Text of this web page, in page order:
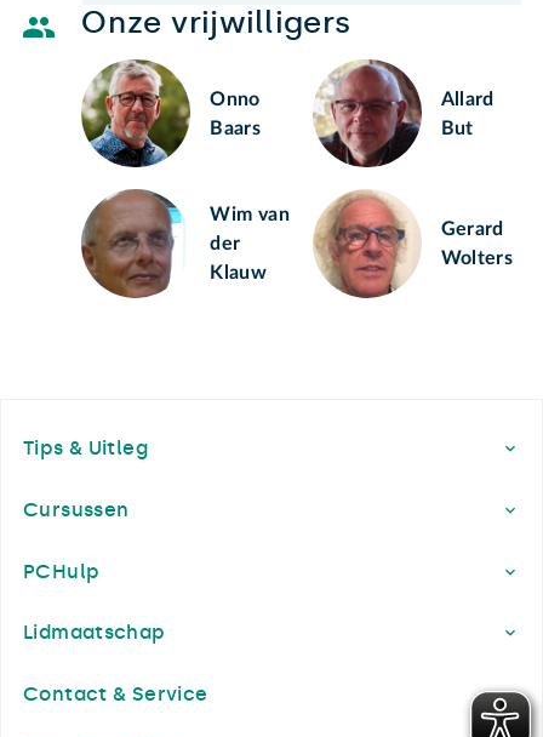
Onze vrijwilligers
Onno
Baars
Allard
But
Wim van
der
Klauw
Gerard
Wolters
Tips & Uitleg
Cursussen
PCHulp
Lidmaatschap
Contact & Service